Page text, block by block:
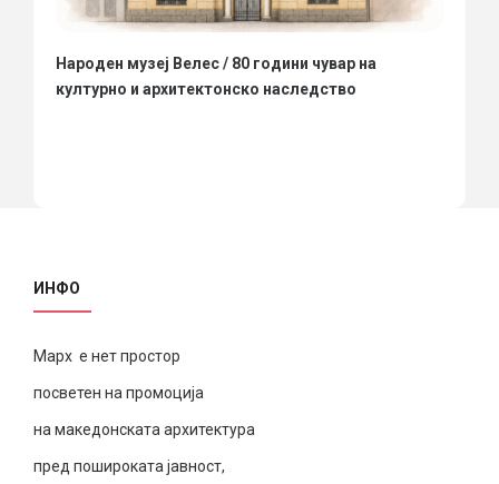
Народен музеј Велес / 80 години чувар на
културно и архитектонско наследство
ИНФО
Марх е нет простор
посветен на промоција
на македонската архитектура
пред пошироката јавност,